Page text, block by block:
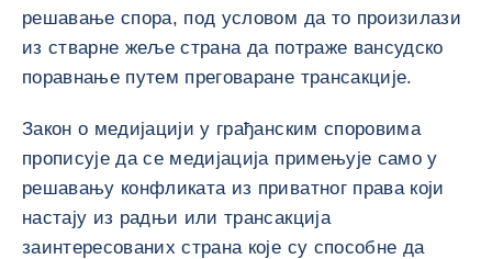
решавање спора, под условом да то произилази
из стварне жеље страна да потраже вансудско
поравнање путем преговаране трансакције.
Закон о медијацији у грађанским споровима
прописује да се медијација примењује само у
решавању конфликата из приватног права који
настају из радњи или трансакција
заинтересованих страна које су способне да